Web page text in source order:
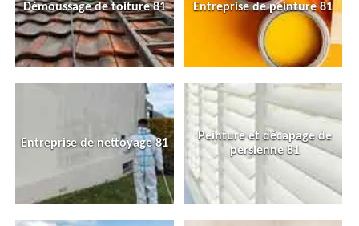
Démoussage de toiture 81 Entreprise de peinture 81
Entreprise de nettoyage 81
Peinture et décapage de
persienne 81